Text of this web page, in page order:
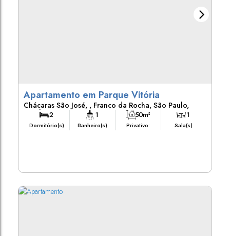
Apartamento em Parque Vitória
Chácaras São José , Franco da Rocha, São Paulo,
Brasil 2
Dormitório(s)
1
Banheiro(s) Privativo:
50m² 1
Sala(s)